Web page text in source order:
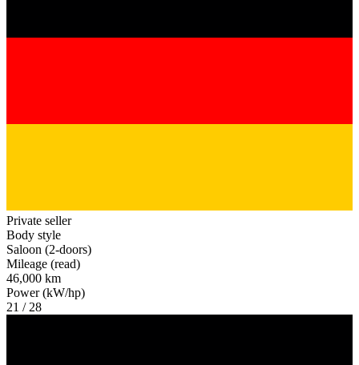
Private seller
Body style
Saloon (2-doors)
Mileage (read)
46,000 km
Power (kW/hp)
21 / 28